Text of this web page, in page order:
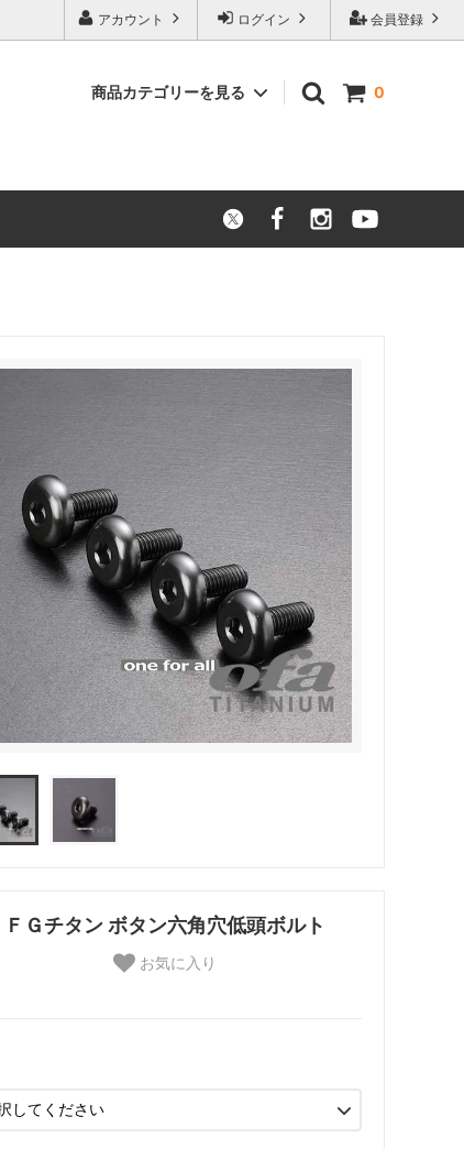
会員登録
ログイン
アカウント
0
商品カテゴリーを見る
ＦＧチタン ボタン六角穴低頭ボルト
お気に入り